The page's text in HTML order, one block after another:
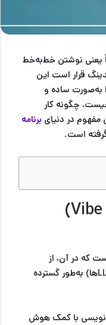
یعنی نوشتن خط‌به‌خط
قرار است این
به‌صورت ساده و
چگونه کار
مفهوم در دنیای برنامه
است.
وایب کدینگ (Vibe Coding)
که در آن، از
مدل‌های زبانی بزرگ هوش مصنوعی (LLMها) به‌طور گسترده
با کمک هوش